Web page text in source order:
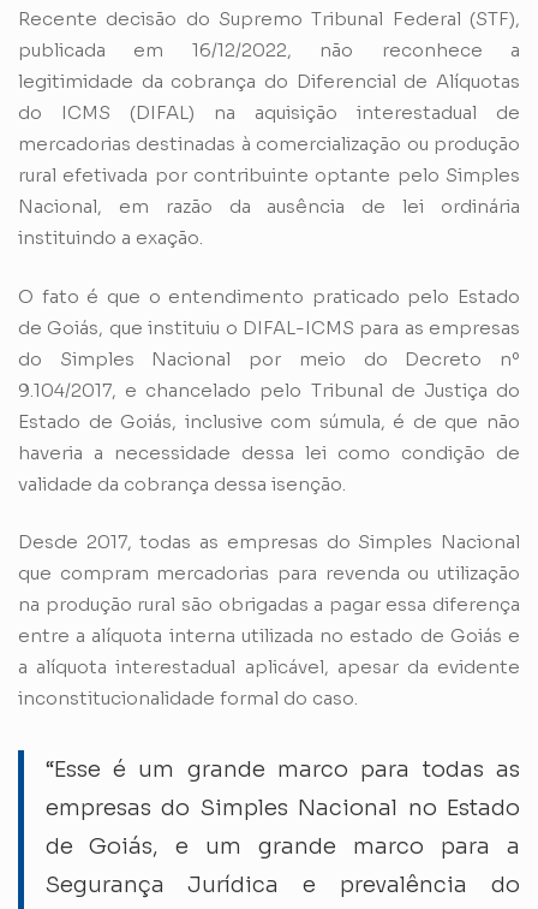
Recente decisão do Supremo Tribunal Federal (STF),
publicada em 16/12/2022, não reconhece a
legitimidade da cobrança do Diferencial de Alíquotas
do ICMS (DIFAL) na aquisição interestadual de
mercadorias destinadas à comercialização ou produção
rural efetivada por contribuinte optante pelo Simples
Nacional, em razão da ausência de lei ordinária
instituindo a exação.
O fato é que o entendimento praticado pelo Estado
de Goiás, que instituiu o DIFAL-ICMS para as empresas
do Simples Nacional por meio do Decreto nº
9.104/2017, e chancelado pelo Tribunal de Justiça do
Estado de Goiás, inclusive com súmula, é de que não
haveria a necessidade dessa lei como condição de
validade da cobrança dessa isenção.
Desde 2017, todas as empresas do Simples Nacional
que compram mercadorias para revenda ou utilização
na produção rural são obrigadas a pagar essa diferença
entre a alíquota interna utilizada no estado de Goiás e
a alíquota interestadual aplicável, apesar da evidente
inconstitucionalidade formal do caso.
“Esse é um grande marco para todas as
empresas do Simples Nacional no Estado
de Goiás, e um grande marco para a
Segurança Jurídica e prevalência do